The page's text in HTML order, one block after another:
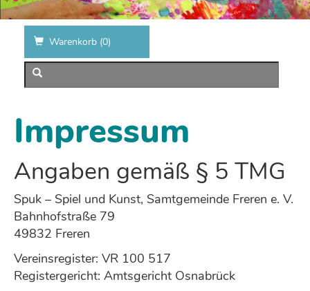
Warenkorb (0)
Impressum
Angaben gemäß § 5 TMG
Spuk – Spiel und Kunst, Samtgemeinde Freren e. V.
Bahnhofstraße 79
49832 Freren
Vereinsregister: VR 100 517
Registergericht: Amtsgericht Osnabrück